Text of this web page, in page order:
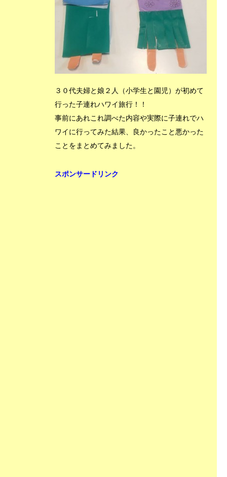
３０代夫婦と娘２人（小学生と園児）が初めて
行った子連れハワイ旅行！！
事前にあれこれ調べた内容や実際に子連れでハ
ワイに行ってみた結果、良かったこと悪かった
ことをまとめてみました。
スポンサードリンク